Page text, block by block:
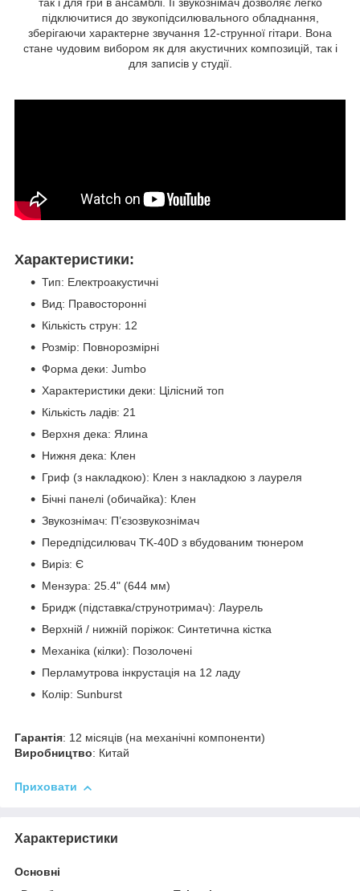
так і для гри в ансамблі. Її звукознімач дозволяє легко
підключитися до звукопідсилювального обладнання,
зберігаючи характерне звучання 12-струнної гітари. Вона
стане чудовим вибором як для акустичних композицій, так і
для записів у студії.
Характеристики:
Тип: Електроакустичні
Вид: Правосторонні
Кількість струн: 12
Розмір: Повнорозмірні
Форма деки: Jumbo
Характеристики деки: Цілісний топ
Кількість ладів: 21
Верхня дека: Ялина
Нижня дека: Клен
Гриф (з накладкою): Клен з накладкою з лауреля
Бічні панелі (обичайка): Клен
Звукознімач: П’єзозвукознімач
Передпідсилювач TK-40D з вбудованим тюнером
Виріз: Є
Мензура: 25.4" (644 мм)
Бридж (підставка/струнотримач): Лаурель
Верхній / нижній поріжок: Синтетична кістка
Механіка (кілки): Позолочені
Перламутрова інкрустація на 12 ладу
Колір: Sunburst
Гарантія: 12 місяців (на механічні компоненти)
Виробництво: Китай
Приховати
Характеристики
Основні